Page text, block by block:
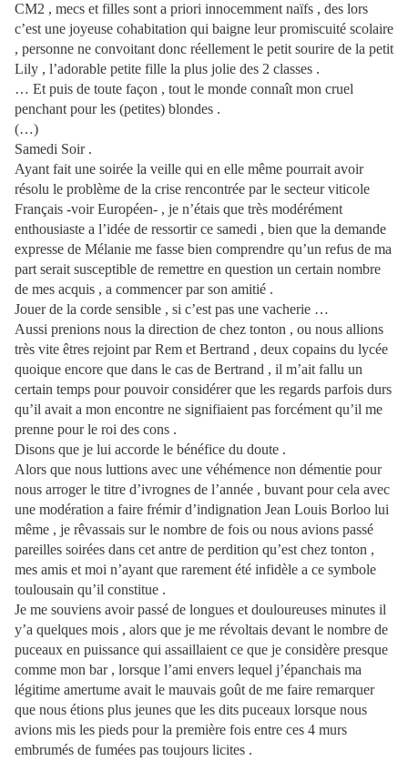
CM2 , mecs et filles sont a priori innocemment naïfs , des lors
c’est une joyeuse cohabitation qui baigne leur promiscuité scolaire
, personne ne convoitant donc réellement le petit sourire de la petit
Lily , l’adorable petite fille la plus jolie des 2 classes .
… Et puis de toute façon , tout le monde connaît mon cruel
penchant pour les (petites) blondes .
(…)
Samedi Soir .
Ayant fait une soirée la veille qui en elle même pourrait avoir
résolu le problème de la crise rencontrée par le secteur viticole
Français -voir Européen- , je n’étais que très modérément
enthousiaste a l’idée de ressortir ce samedi , bien que la demande
expresse de Mélanie me fasse bien comprendre qu’un refus de ma
part serait susceptible de remettre en question un certain nombre
de mes acquis , a commencer par son amitié .
Jouer de la corde sensible , si c’est pas une vacherie …
Aussi prenions nous la direction de chez tonton , ou nous allions
très vite êtres rejoint par Rem et Bertrand , deux copains du lycée
quoique encore que dans le cas de Bertrand , il m’ait fallu un
certain temps pour pouvoir considérer que les regards parfois durs
qu’il avait a mon encontre ne signifiaient pas forcément qu’il me
prenne pour le roi des cons .
Disons que je lui accorde le bénéfice du doute .
Alors que nous luttions avec une véhémence non démentie pour
nous arroger le titre d’ivrognes de l’année , buvant pour cela avec
une modération a faire frémir d’indignation Jean Louis Borloo lui
même , je rêvassais sur le nombre de fois ou nous avions passé
pareilles soirées dans cet antre de perdition qu’est chez tonton ,
mes amis et moi n’ayant que rarement été infidèle a ce symbole
toulousain qu’il constitue .
Je me souviens avoir passé de longues et douloureuses minutes il
y’a quelques mois , alors que je me révoltais devant le nombre de
puceaux en puissance qui assaillaient ce que je considère presque
comme mon bar , lorsque l’ami envers lequel j’épanchais ma
légitime amertume avait le mauvais goût de me faire remarquer
que nous étions plus jeunes que les dits puceaux lorsque nous
avions mis les pieds pour la première fois entre ces 4 murs
embrumés de fumées pas toujours licites .